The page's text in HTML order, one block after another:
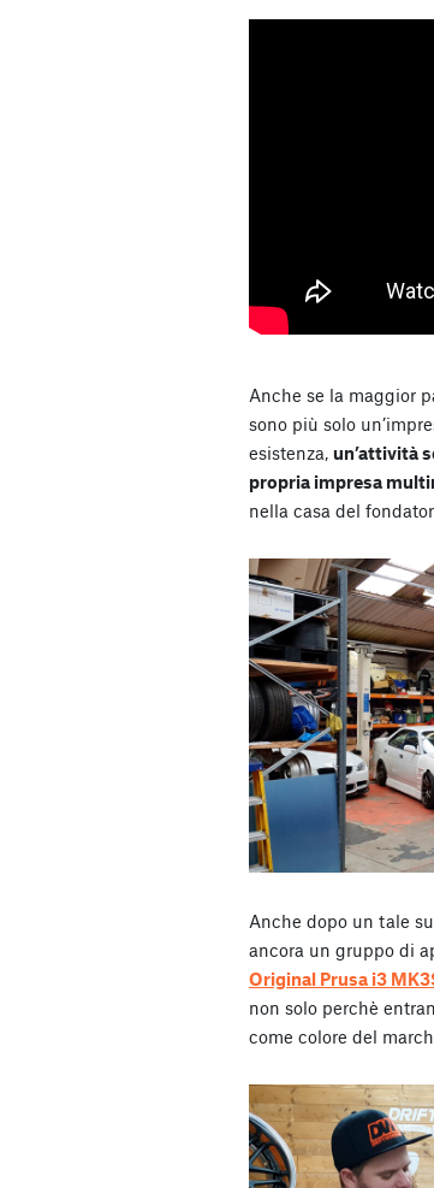
Anche se la maggior
sono più solo
esistenza, un’attività
propria impresa
nella casa del
Anche dopo un tale
ancora un gruppo di
Original Prusa i3
non solo perchè
come colore del